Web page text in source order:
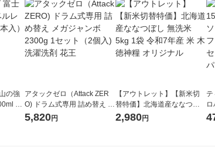
の強
1
アタックゼロ（Attack ZER
O) ドラム式専用 詰め替え メ
ガジャンボ 2300g 1セット
5,820円
【アウトレット】【新米切
替特価】北海道産ななつぼ
し 無洗米 5kg 1袋 令和7年産
2,980円
テ
ッ